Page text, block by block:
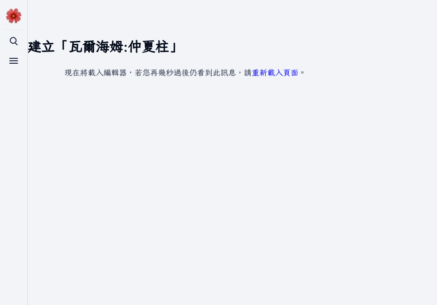
切換搜尋
切換選單
正在建立「瓦爾海姆:仲夏柱」
現在將載入編輯器，若您再幾秒過後仍看到此訊息，請重新載入頁面 。